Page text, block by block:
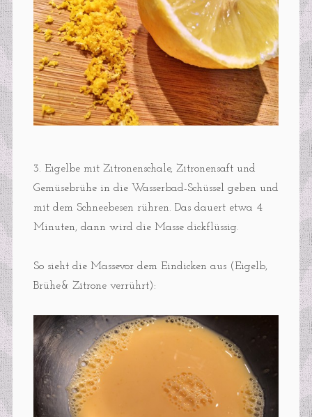
3. Eigelbe mit Zitronenschale, Zitronensaft und
Gemüsebrühe in die Wasserbad-Schüssel geben und
mit dem Schneebesen rühren. Das dauert etwa 4
Minuten, dann wird die Masse dickflüssig.
So sieht die Massevor dem Eindicken aus (Eigelb,
Brühe& Zitrone verrührt):